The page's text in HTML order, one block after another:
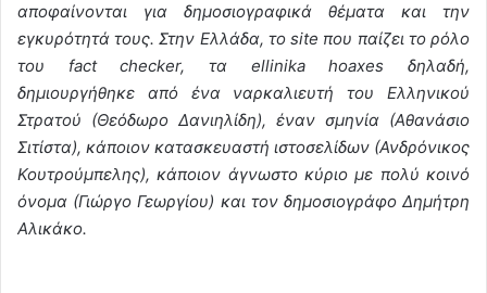
αποφαίνονται για δημοσιογραφικά θέματα και την
εγκυρότητά τους. Στην Ελλάδα, το site που παίζει το ρόλο
του fact checker, τα ellinika hoaxes δηλαδή,
δημιουργήθηκε από ένα ναρκαλιευτή του Ελληνικού
Στρατού (Θεόδωρο Δανιηλίδη), έναν σμηνία (Αθανάσιο
Σιτίστα), κάποιον κατασκευαστή ιστοσελίδων (Ανδρόνικος
Κουτρούμπελης), κάποιον άγνωστο κύριο με πολύ κοινό
όνομα (Γιώργο Γεωργίου) και τον δημοσιογράφο Δημήτρη
Αλικάκο.